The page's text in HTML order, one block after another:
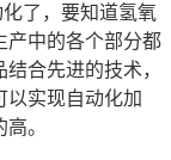
了，要知道氢氧
产中的各个部分都
合先进的技术，
以实现自动化加
。